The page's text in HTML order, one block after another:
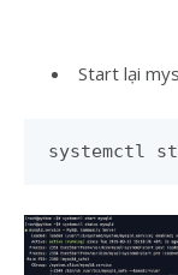
Start lại
systemctl